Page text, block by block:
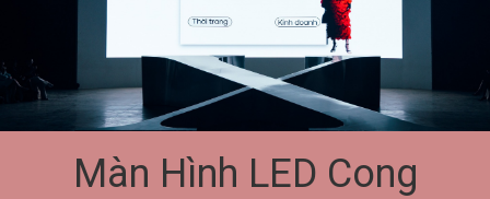
Màn Hình LED Cong